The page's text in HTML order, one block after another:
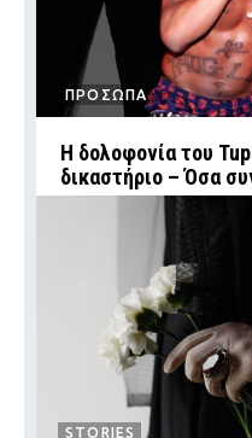
ΠΡΟΣΩΠΑ
Η δολοφονία του
δικαστήριο – Όσα
STORIES